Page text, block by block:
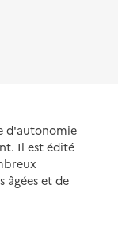
d'autonomie
Il est édité
âgées et de